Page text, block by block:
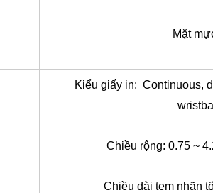
Mặt
Kiểu giấy in: Continuous,
Chiều rộng: 0.75 ~
Chiều dài tem nhãn